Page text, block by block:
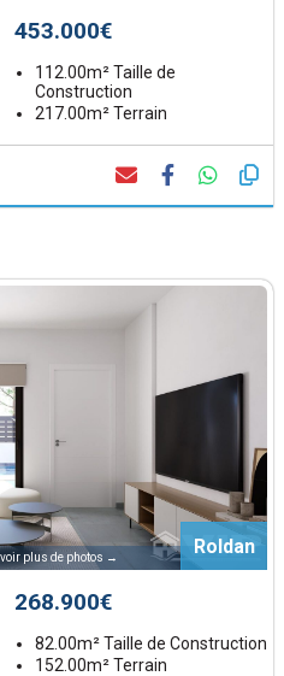
453.000€
112.00m² Taille de
Construction
217.00m² Terrain
plus de photos → Roldan
268.900€
82.00m² Taille de Construction
152.00m² Terrain